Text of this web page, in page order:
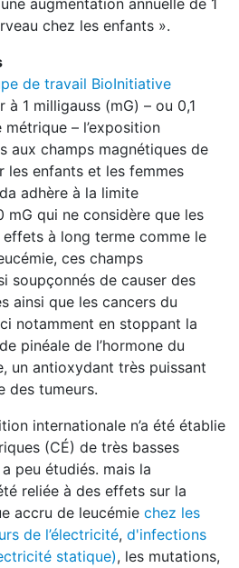
augmentation annuelle de 1
chez les enfants ».
de travail BioInitiative
à 1 milligauss (mG) – ou 0,1
métrique – l’exposition
aux champs magnétiques de
les enfants et les femmes
adhère à la limite
mG qui ne considère que les
à long terme comme le
ces champs
soupçonnés de causer des
ainsi que les cancers du
notamment en stoppant la
pinéale de l’hormone du
un antioxydant très puissant
des tumeurs.
internationale n’a été établie
(CÉ) de très basses
peu étudiés. mais la
reliée à des effets sur la
accru de leucémie chez les
de l’électricité, d'infections
statique), les mutations,